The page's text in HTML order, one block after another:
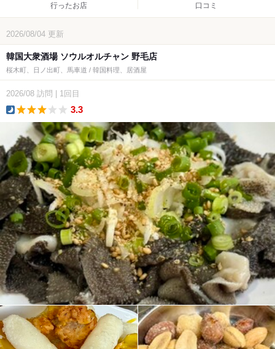
行ったお店 口コミ
2026/08/04 更新
韓国大衆酒場 ソウルオルチャン 野毛店
桜木町、日ノ出町、馬車道 / 韓国料理、居酒屋
2026/08 訪問 1回目
3.3